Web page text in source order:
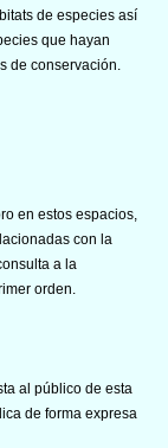
de especies así
que hayan
de conservación.
en estos espacios,
con la
a la
orden.
al público de esta
de forma expresa